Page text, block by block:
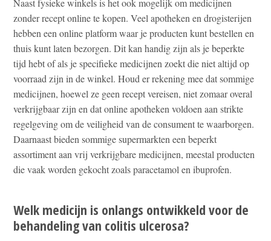
Naast fysieke winkels is het ook mogelijk om medicijnen
zonder recept online te kopen. Veel apotheken en drogisterijen
hebben een online platform waar je producten kunt bestellen en
thuis kunt laten bezorgen. Dit kan handig zijn als je beperkte
tijd hebt of als je specifieke medicijnen zoekt die niet altijd op
voorraad zijn in de winkel. Houd er rekening mee dat sommige
medicijnen, hoewel ze geen recept vereisen, niet zomaar overal
verkrijgbaar zijn en dat online apotheken voldoen aan strikte
regelgeving om de veiligheid van de consument te waarborgen.
Daarnaast bieden sommige supermarkten een beperkt
assortiment aan vrij verkrijgbare medicijnen, meestal producten
die vaak worden gekocht zoals paracetamol en ibuprofen.
Welk medicijn is onlangs ontwikkeld voor de
behandeling van colitis ulcerosa?